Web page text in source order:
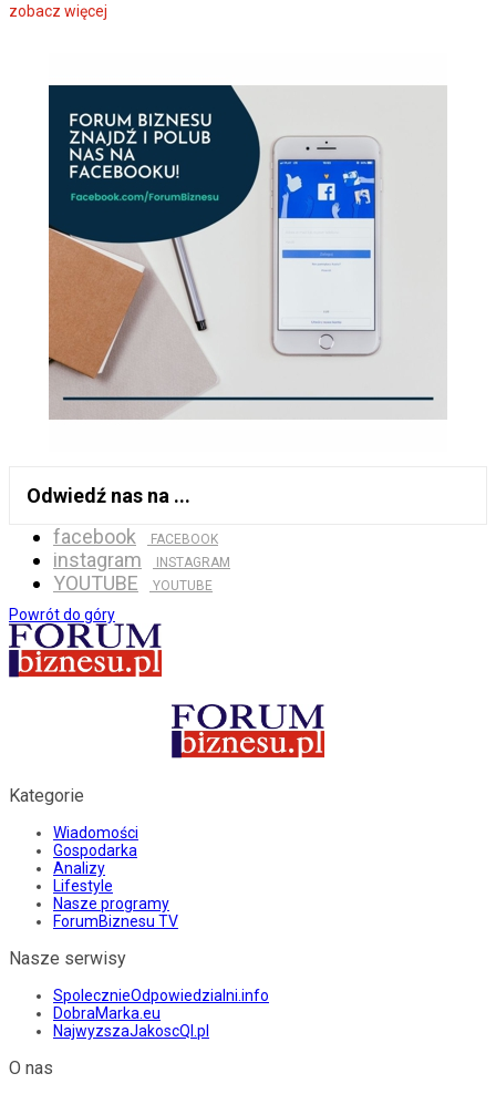
zobacz więcej
Odwiedź nas na ...
facebook
FACEBOOK
instagram INSTAGRAM
YOUTUBE YOUTUBE
Powrót do góry
Kategorie
Wiadomości
Gospodarka
Analizy
Lifestyle
Nasze programy
ForumBiznesu TV
Nasze serwisy
SpolecznieOdpowiedzialni.info
DobraMarka.eu
NajwyzszaJakoscQI.pl
O nas